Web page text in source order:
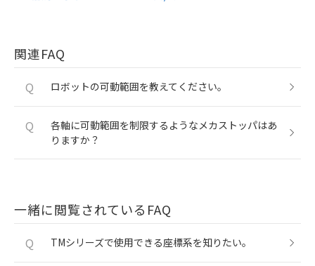
関連FAQ
Q ロボットの可動範囲を教えてください。
Q
各軸に可動範囲を制限するようなメカストッパはあ
りますか？
一緒に閲覧されているFAQ
Q TMシリーズで使用できる座標系を知りたい。